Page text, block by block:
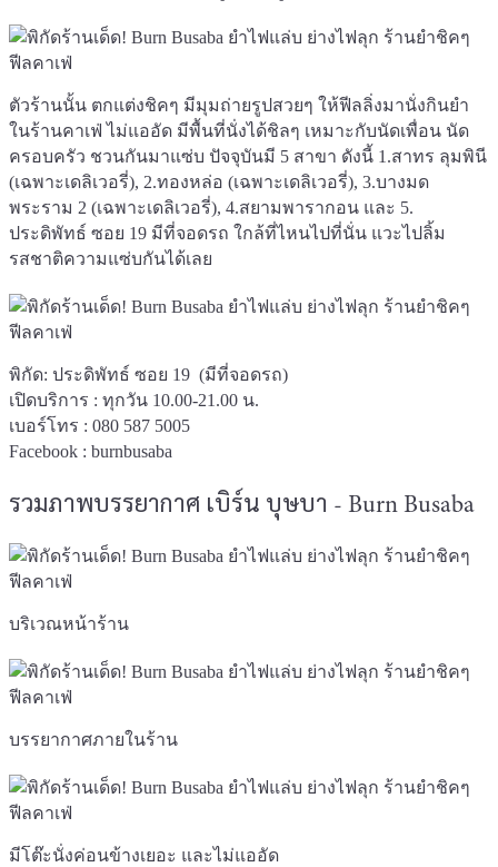
ตัวร้านนั้น ตกแต่งชิคๆ มีมุมถ่ายรูปสวยๆ ให้ฟีลลิ่งมานั่งกินยำ
ในร้านคาเฟ่ ไม่แออัด มีพื้นที่นั่งได้ชิลๆ เหมาะกับนัดเพื่อน นัด
ครอบครัว ชวนกันมาแซ่บ ปัจจุบันมี 5 สาขา ดังนี้ 1.สาทร ลุมพินี
(เฉพาะเดลิเวอรี่), 2.ทองหล่อ (เฉพาะเดลิเวอรี่), 3.บางมด
พระราม 2 (เฉพาะเดลิเวอรี่), 4.สยามพารากอน และ 5.
ประดิพัทธ์ ซอย 19 มีที่จอดรถ ใกล้ที่ไหนไปที่นั่น แวะไปลิ้ม
รสชาติความแซ่บกันได้เลย
พิกัด: ประดิพัทธ์ ซอย 19 (มีที่จอดรถ)
เปิดบริการ : ทุกวัน 10.00-21.00 น.
เบอร์โทร : 080 587 5005
Facebook : burnbusaba
รวมภาพบรรยากาศ เบิร์น บุษบา - Burn Busaba
บริเวณหน้าร้าน
บรรยากาศภายในร้าน
มีโต๊ะนั่งค่อนข้างเยอะ และไม่แออัด